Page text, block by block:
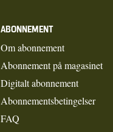
ABONNEMENT
Om abonnement
Abonnement på magasinet
Digitalt abonnement
Abonnementsbetingelser
FAQ